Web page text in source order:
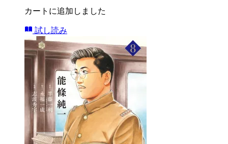
カートに追加しました
試し読み